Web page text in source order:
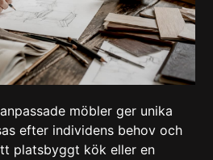
möbler ger unika
efter individens behov och
platsbyggt kök eller en